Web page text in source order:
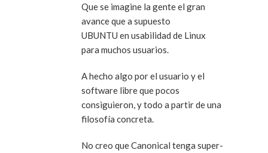
Que se imagine la gente el gran
avance que a supuesto
UBUNTU en usabilidad de Linux
para muchos usuarios.
A hecho algo por el usuario y el
software libre que pocos
consiguieron, y todo a partir de una
filosofía concreta.
No creo que Canonical tenga super-